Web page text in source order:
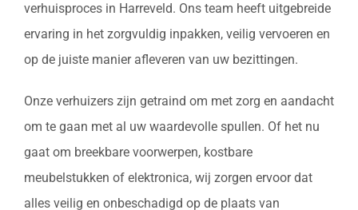
verhuisproces in Harreveld. Ons team heeft uitgebreide
ervaring in het zorgvuldig inpakken, veilig vervoeren en
op de juiste manier afleveren van uw bezittingen.
Onze verhuizers zijn getraind om met zorg en aandacht
om te gaan met al uw waardevolle spullen. Of het nu
gaat om breekbare voorwerpen, kostbare
meubelstukken of elektronica, wij zorgen ervoor dat
alles veilig en onbeschadigd op de plaats van